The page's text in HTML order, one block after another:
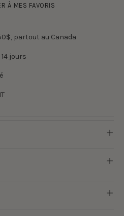
À MES FAVORIS
partout au Canada
jours